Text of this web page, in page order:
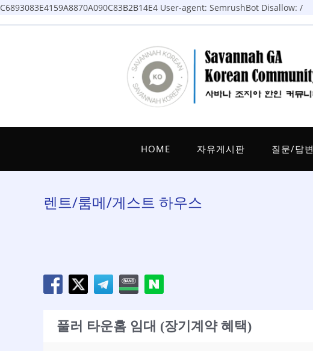
C6893083E4159A8870A090C83B2B14E4 User-agent: SemrushBot Disallow: /
Skip
HOME 자유게시판 질문/답변
렌트/룸메/게스트 하우스